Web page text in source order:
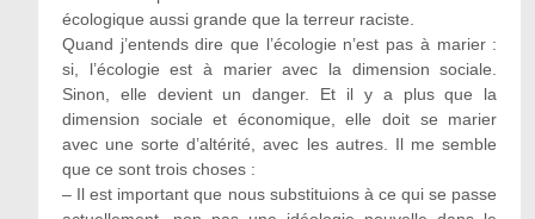
écologique aussi grande que la terreur raciste.
Quand j’entends dire que l’écologie n’est pas à marier :
si, l’écologie est à marier avec la dimension sociale.
Sinon, elle devient un danger. Et il y a plus que la
dimension sociale et économique, elle doit se marier
avec une sorte d’altérité, avec les autres. Il me semble
que ce sont trois choses :
– Il est important que nous substituions à ce qui se passe